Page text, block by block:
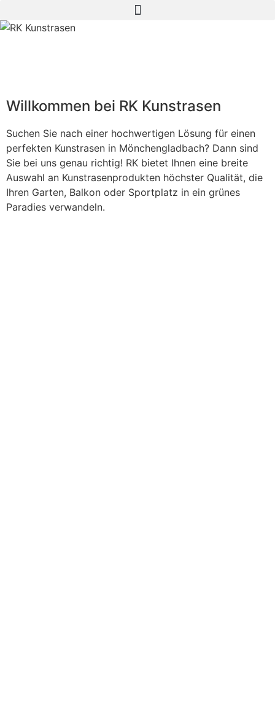
Willkommen bei RK Kunstrasen
Suchen Sie nach einer hochwertigen Lösung für einen
perfekten Kunstrasen in Mönchengladbach? Dann sind
Sie bei uns genau richtig! RK bietet Ihnen eine breite
Auswahl an Kunstrasenprodukten höchster Qualität, die
Ihren Garten, Balkon oder Sportplatz in ein grünes
Paradies verwandeln.